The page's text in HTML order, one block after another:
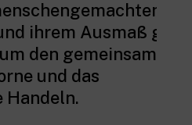
ihrem Ausmaß geht
den gemeinsamen
und das
Handeln.